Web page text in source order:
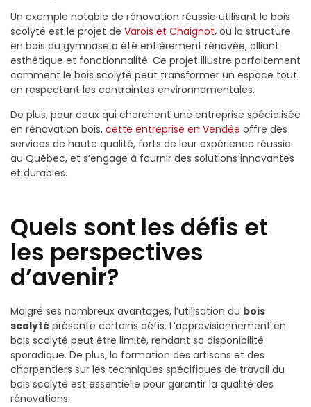
Un exemple notable de rénovation réussie utilisant le bois
scolyté est le projet de Varois et Chaignot, où la structure
en bois du gymnase a été entièrement rénovée, alliant
esthétique et fonctionnalité. Ce projet illustre parfaitement
comment le bois scolyté peut transformer un espace tout
en respectant les contraintes environnementales.
De plus, pour ceux qui cherchent une entreprise spécialisée
en rénovation bois, cette entreprise en Vendée offre des
services de haute qualité, forts de leur expérience réussie
au Québec, et s’engage à fournir des solutions innovantes
et durables.
Quels sont les défis et
les perspectives
d’avenir?
Malgré ses nombreux avantages, l’utilisation du bois
scolyté présente certains défis. L’approvisionnement en
bois scolyté peut être limité, rendant sa disponibilité
sporadique. De plus, la formation des artisans et des
charpentiers sur les techniques spécifiques de travail du
bois scolyté est essentielle pour garantir la qualité des
rénovations.